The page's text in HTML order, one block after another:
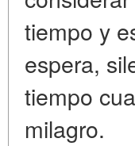
tiempo y
espera,
tiempo
milagro.